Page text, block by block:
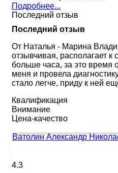
Подробнее...
Последний отзыв
Последний отзыв
От Наталья - Марина
отзывчивая, располагает
больше часа, за это время
меня и провела
стало легче, приду к ней
Квалификация
Внимание
Цена-качество
Ватолин Александр
4.3